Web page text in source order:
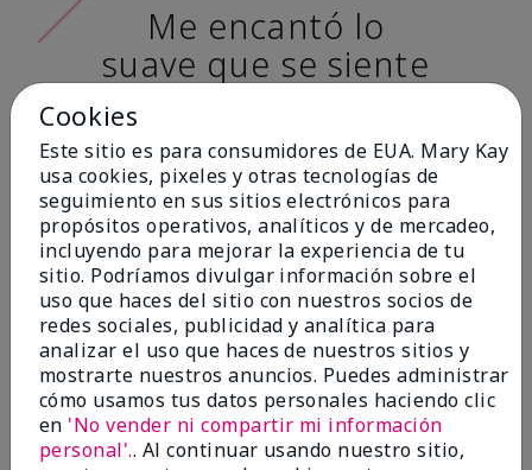
Me encantó lo
suave que se siente
al aplicarla. Tiene
un acabado mate
muy bonito y no se
siente pastosa en la
piel. (tono de piel:
claro)
Ailime A., Tampa, Fla.
Cookies
Este sitio es para consumidores de EUA. Mary Kay
usa cookies, pixeles y otras tecnologías de
seguimiento en sus sitios electrónicos para
propósitos operativos, analíticos y de mercadeo,
incluyendo para mejorar la experiencia de tu
sitio. Podríamos divulgar información sobre el
uso que haces del sitio con nuestros socios de
redes sociales, publicidad y analítica para
analizar el uso que haces de nuestros sitios y
mostrarte nuestros anuncios. Puedes administrar
cómo usamos tus datos personales haciendo clic
en 'No vender ni compartir mi información
personal'.. Al continuar usando nuestro sitio,